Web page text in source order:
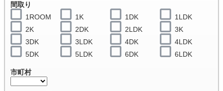
間取り
1ROOM
1K 1DK
1LDK
2K
2DK 2LDK
3K
3DK
3LDK 4DK
4LDK
5DK
5LDK 6DK 6LDK
市町村